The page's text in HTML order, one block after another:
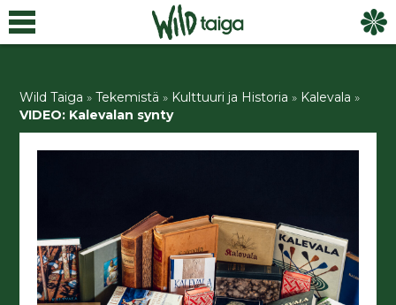
Wild Taiga »Tekemistä » Kulttuuri ja Historia » Kalevala »
VIDEO: Kalevalan synty